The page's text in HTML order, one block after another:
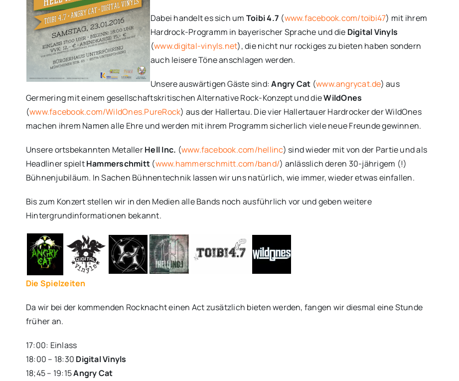
Dabei handelt es sich um Toibi 4.7 (www.facebook.com/toibi47) mit ihrem
Hardrock-Programm in bayerischer Sprache und die Digital Vinyls
(www.digital-vinyls.net), die nicht nur rockiges zu bieten haben sondern
auch leisere Töne anschlagen werden.
Unsere auswärtigen Gäste sind:Angry Cat (www.angrycat.de) aus
Germering mit einem gesellschaftskritischen Alternative Rock-Konzept und dieWildOnes
(www.facebook.com/WildOnes.PureRock) aus der Hallertau. Die vier Hallertauer Hardrocker der WildOnes
machen ihrem Namen alle Ehre und werden mit ihrem Programm sicherlich viele neue Freunde gewinnen.
Unsere ortsbekannten MetallerHell Inc. (www.facebook.com/hellinc) sind wieder mit von der Partie und als
Headliner spieltHammerschmitt (www.hammerschmitt.com/band/) anlässlich deren 30-jährigem (!)
Bühnenjubiläum. In Sachen Bühnentechnik lassen wir uns natürlich, wie immer, wieder etwas einfallen.
Bis zum Konzert stellen wir in den Medien alle Bands noch ausführlich vor und geben weitere
Hintergrundinformationen bekannt.
Die Spielzeiten
Da wir bei der kommenden Rocknacht einen Act zusätzlich bieten werden, fangen wir diesmal eine Stunde
früher an.
17:00: Einlass
18:00 – 18:30 Digital Vinyls
18;45 – 19:15Angry Cat